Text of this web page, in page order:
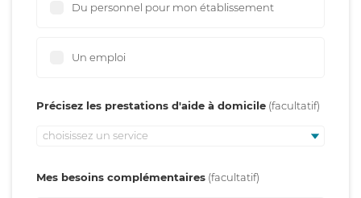
Du personnel pour mon établissement
Un emploi
Précisez les prestations d'aide à domicile
choisissez un service
Mes besoins complémentaires